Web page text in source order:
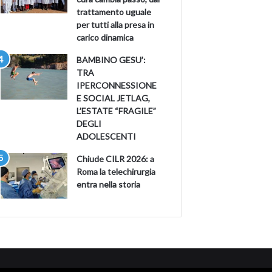
trattamento uguale
per tutti alla presa in
carico dinamica
BAMBINO GESU’:
TRA
IPERCONNESSIONE
E SOCIAL JETLAG,
L’ESTATE “FRAGILE”
DEGLI
ADOLESCENTI
Chiude CILR 2026: a
Roma la telechirurgia
entra nella storia